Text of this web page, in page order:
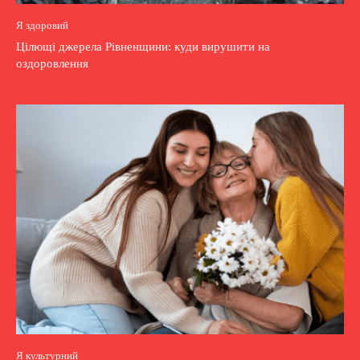
Я здоровий
Цілющі джерела Рівненщини: куди вирушити на
оздоровлення
Я культурний